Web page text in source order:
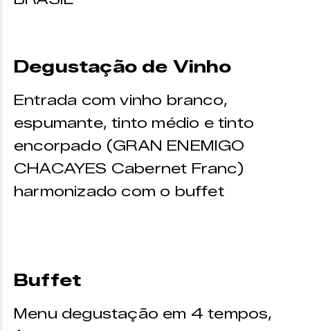
Degustação de Vinho
Entrada com vinho branco,
espumante, tinto médio e tinto
encorpado (GRAN ENEMIGO
CHACAYES Cabernet Franc)
harmonizado com o buffet
Buffet
Menu degustação em 4 tempos,